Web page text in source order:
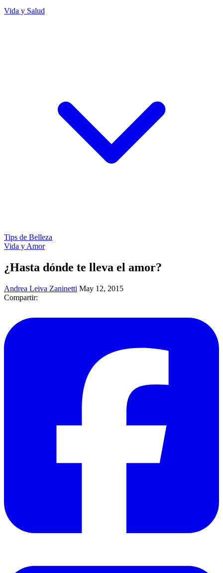
Vida y Salud
Tips de Belleza
Vida y Amor
¿Hasta dónde te lleva el amor?
Andrea Leiva Zaninetti May 12, 2015
Compartir: